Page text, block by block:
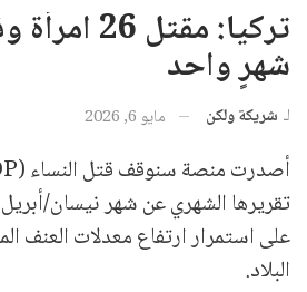
تركيا: مقتل
شهرٍ واحد
لـ شريكة ولكن مايو 6, 2026
على استمرار ارتفاع معدلات العنف
البلاد.